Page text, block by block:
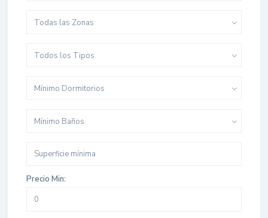
Todas las Zonas
Todos los Tipos
Mínimo Dormitorios
Mínimo Baños
Precio Min: